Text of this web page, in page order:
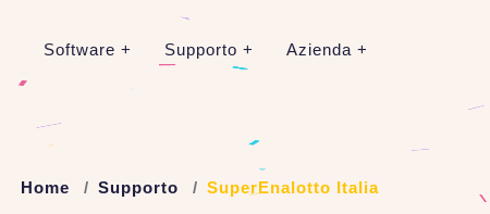
Software Supporto Azienda
Home Supporto SuperEnalotto Italia